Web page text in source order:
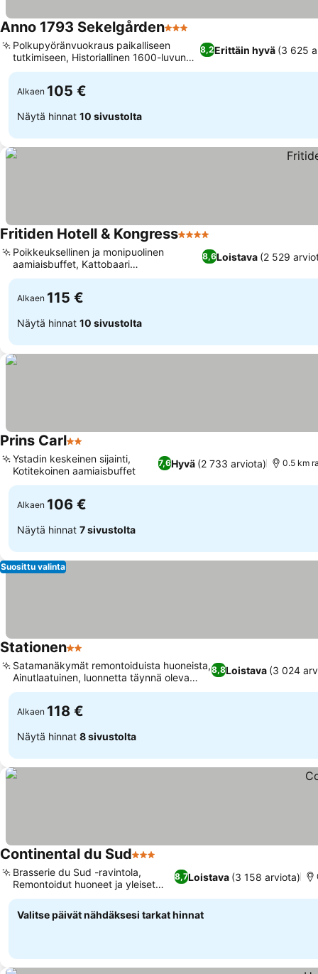
Anno 1793 Sekelgården3 Tähtiluokitus
8,2Erittäin hyvä (3 625
Polkupyöränvuokraus paikalliseen
tutkimiseen, Historiallinen 1600-luvun
ristikkotalo
Alkaen 105 €
Näytä hinnat 10 sivustolta
Fritiden Hotell & Kongress4 Tähtiluokitus
8,6Loistava (2 529
Poikkeuksellinen ja monipuolinen
aamiaisbuffet, Kattobaari
panoraamanäkymillä
Alkaen 115 €
Näytä hinnat 10 sivustolta
Prins Carl2 Tähtiluokitus
7,6Hyvä (2 733 arviota)
Ystadin keskeinen sijainti,
Kotitekoinen aamiaisbuffet
0.5 km
Alkaen 106 €
Näytä hinnat 7 sivustolta
Suosittu valinta
Stationen2 Tähtiluokitus
8,8Loistava (3 024
Satamanäkymät remontoiduista huoneista,
Ainutlaatuinen, luonnetta täynnä oleva
hissi
Alkaen 118 €
Näytä hinnat 8 sivustolta
Continental du Sud3 Tähtiluokitus
8,7Loistava (3 158 arviota)
Brasserie du Sud -ravintola,
Remontoidut huoneet ja yleiset
tilat
Valitse päivät nähdäksesi tarkat hinnat